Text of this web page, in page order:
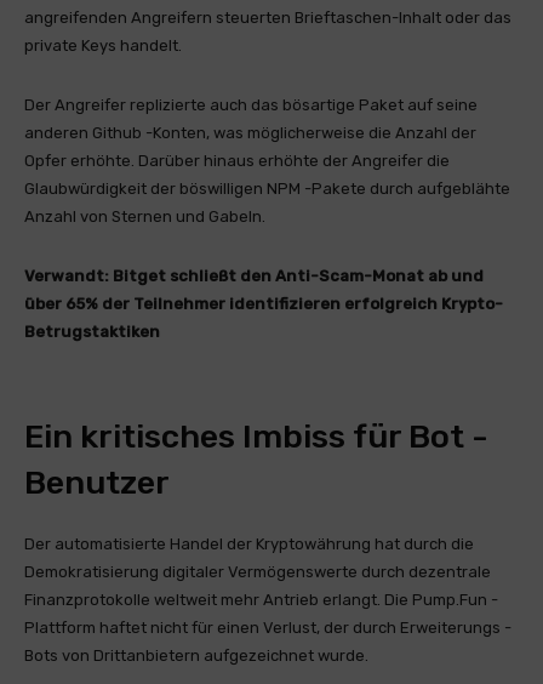
angreifenden Angreifern steuerten Brieftaschen-Inhalt oder das
private Keys handelt.
Der Angreifer replizierte auch das bösartige Paket auf seine
anderen Github -Konten, was möglicherweise die Anzahl der
Opfer erhöhte. Darüber hinaus erhöhte der Angreifer die
Glaubwürdigkeit der böswilligen NPM -Pakete durch aufgeblähte
Anzahl von Sternen und Gabeln.
Verwandt: Bitget schließt den Anti-Scam-Monat ab und
über 65% der Teilnehmer identifizieren erfolgreich Krypto-
Betrugstaktiken
Ein kritisches Imbiss für Bot -
Benutzer
Der automatisierte Handel der Kryptowährung hat durch die
Demokratisierung digitaler Vermögenswerte durch dezentrale
Finanzprotokolle weltweit mehr Antrieb erlangt. Die Pump.Fun -
Plattform haftet nicht für einen Verlust, der durch Erweiterungs -
Bots von Drittanbietern aufgezeichnet wurde.